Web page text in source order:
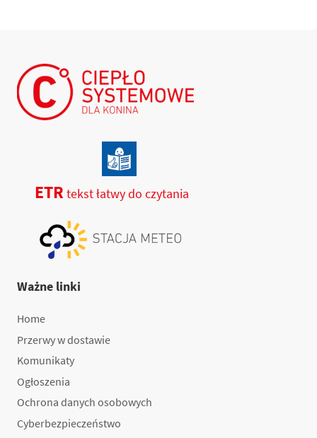
ETR tekst łatwy do czytania
Ważne linki
Home
Przerwy w dostawie
Komunikaty
Ogłoszenia
Ochrona danych osobowych
Cyberbezpieczeństwo